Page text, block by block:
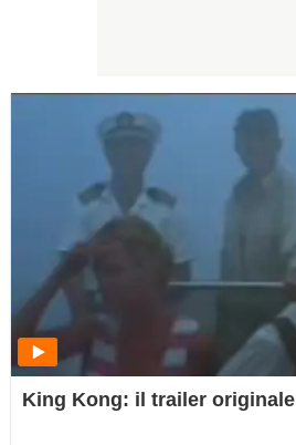
King Kong: il trailer originale